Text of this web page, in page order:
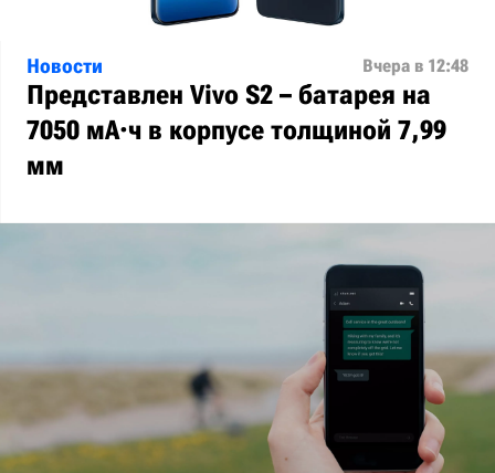
Новости Вчера в 12:48
Представлен Vivo S2 – батарея на
7050 мА·ч в корпусе толщиной 7,99
мм